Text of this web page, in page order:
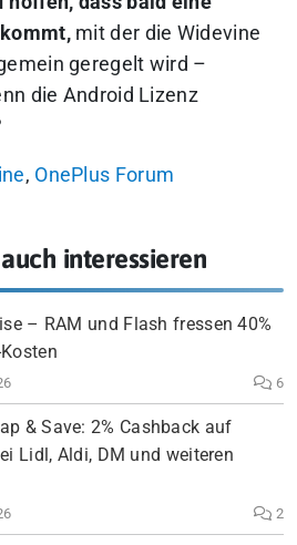
mit der die Widevine
geregelt wird –
die Android Lizenz
, OnePlus Forum
interessieren
– RAM und Flash fressen 40%
6
& Save: 2% Cashback auf
Lidl, Aldi, DM und weiteren
2